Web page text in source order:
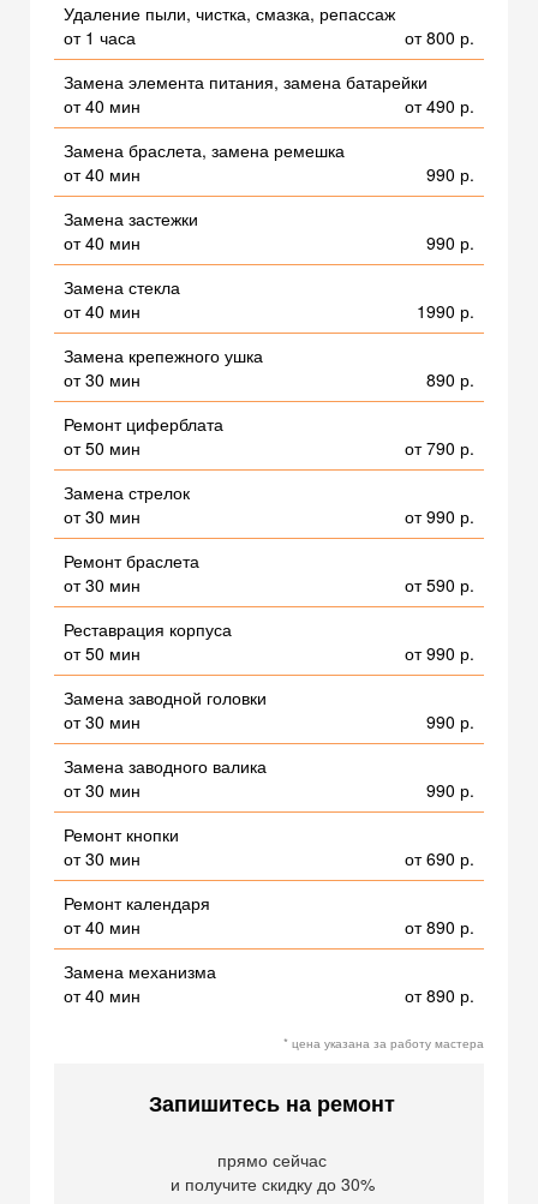
Удаление пыли, чистка, смазка, репассаж
от 1 часа
от 800 р.
Замена элемента питания, замена батарейки
от 40 мин
от 490 р.
Замена браслета, замена ремешка
от 40 мин
990 р.
Замена застежки
от 40 мин
990 р.
Замена стекла
от 40 мин
1990 р.
Замена крепежного ушка
от 30 мин
890 р.
Ремонт циферблата
от 50 мин
от 790 р.
Замена стрелок
от 30 мин
от 990 р.
Ремонт браслета
от 30 мин
от 590 р.
Реставрация корпуса
от 50 мин
от 990 р.
Замена заводной головки
от 30 мин
990 р.
Замена заводного валика
от 30 мин
990 р.
Ремонт кнопки
от 30 мин
от 690 р.
Ремонт календаря
от 40 мин
от 890 р.
Замена механизма
от 40 мин
от 890 р.
* цена указана за работу мастера
Запишитесь на ремонт
прямо сейчас
и получите скидку до 30%